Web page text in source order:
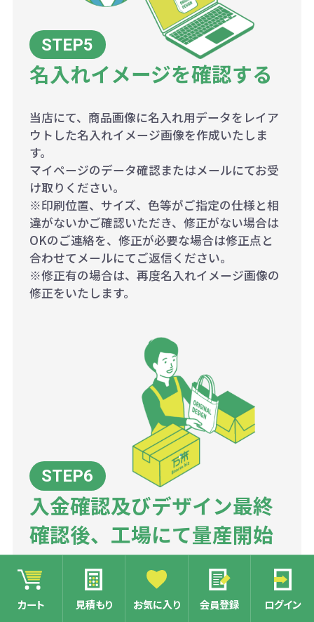
カート 見積もり お気に入り 会員登録 ログイン
名入れイメージを確認する
当店にて、商品画像に名入れ用データをレイア
ウトした名入れイメージ画像を作成いたしま
す。
マイページのデータ確認またはメールにてお受
け取りください。
※印刷位置、サイズ、色等がご指定の仕様と相
違がないかご確認いただき、修正がない場合は
OKのご連絡を、修正が必要な場合は修正点と
合わせてメールにてご返信ください。
※修正有の場合は、再度名入れイメージ画像の
修正をいたします。
入金確認及びデザイン最終
確認後、工場にて量産開始
名入れのデザイン確認で、最終OKをいただきま
したら、工場にて量産を開始いたします。
銀行振込の方は、入金確認後、商品の量産に入